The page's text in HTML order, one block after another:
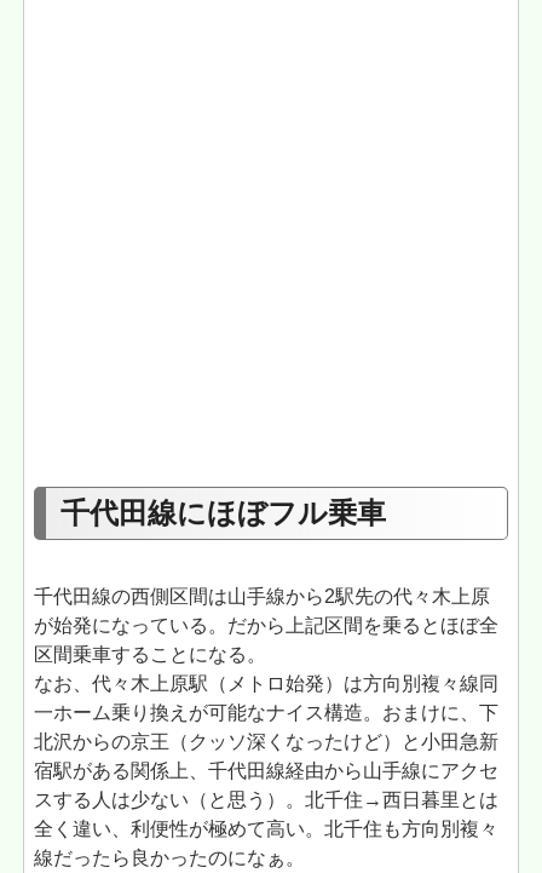
千代田線にほぼフル乗車
千代田線の西側区間は山手線から2駅先の代々木上原
が始発になっている。だから上記区間を乗るとほぼ全
区間乗車することになる。
なお、代々木上原駅（メトロ始発）は方向別複々線同
一ホーム乗り換えが可能なナイス構造。おまけに、下
北沢からの京王（クッソ深くなったけど）と小田急新
宿駅がある関係上、千代田線経由から山手線にアクセ
スする人は少ない（と思う）。北千住→西日暮里とは
全く違い、利便性が極めて高い。北千住も方向別複々
線だったら良かったのになぁ。